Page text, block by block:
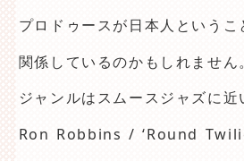
プロドゥースが日本人というこ
関係しているのかもしれません。
ジャンルはスムースジャズに近
Ron Robbins / ‘Round